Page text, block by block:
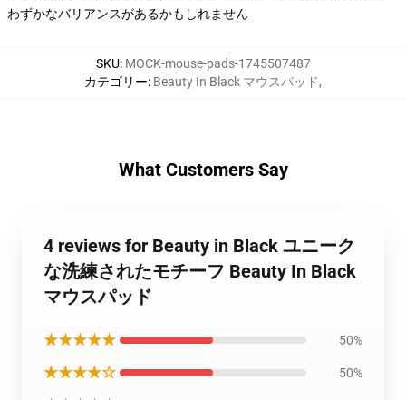
わずかなバリアンスがあるかもしれません
SKU: MOCK-mouse-pads-1745507487
カテゴリー: Beauty In Black マウスパッド,
What Customers Say
4 reviews for Beauty in Black ユニーク
な洗練されたモチーフ Beauty In Black
マウスパッド
★★★★★ 50%
★★★★☆ 50%